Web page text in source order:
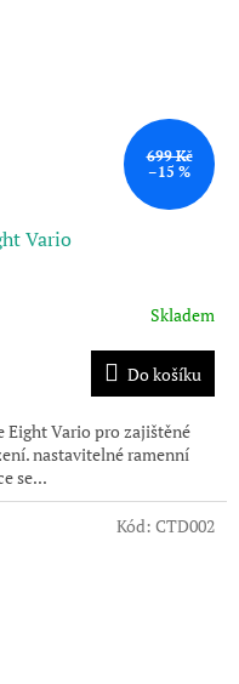
699 Kč
–15 %
Vario
Skladem
Do košíku
Eight Vario pro zajištěné
nastavitelné ramenní
se...
Kód: CTD002